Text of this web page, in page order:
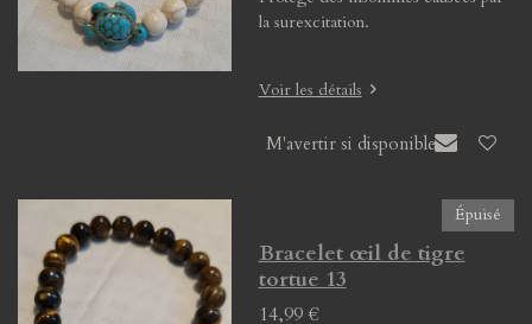
la surexcitation.
Voir les détails
M'avertir si disponible
Épuisé
Bracelet œil de tigre
tortue 13
14,99 €